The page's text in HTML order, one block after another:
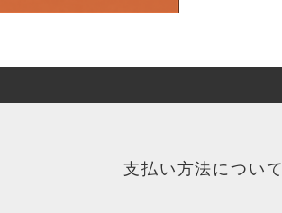
支払い方法について